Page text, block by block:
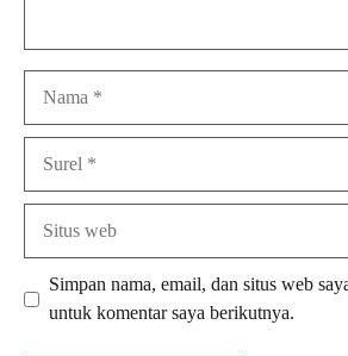
Simpan nama, email, dan situs web
untuk komentar saya berikutnya.